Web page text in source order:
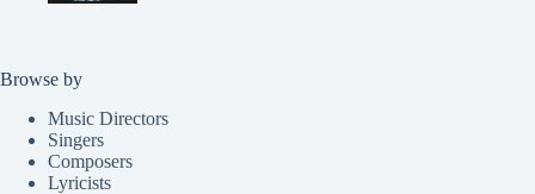
Browse by
Music Directors
Singers
Composers
Lyricists